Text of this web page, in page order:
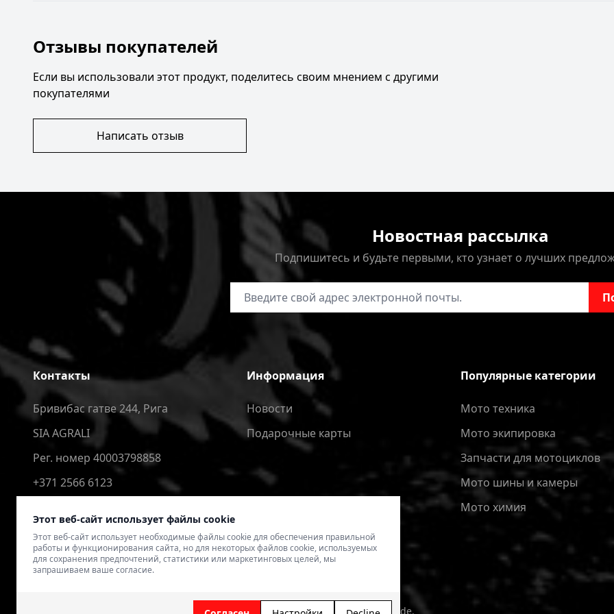
Этот веб-сайт использует файлы cookie
Этот веб-сайт использует необходимые файлы cookie для обеспечения правильной
работы и функционирования сайта, но для некоторых файлов cookie, используемых
для сохранения предпочтений, статистики или маркетинговых целей, мы
запрашиваем ваше согласие.
Отзывы покупателей
Если вы использовали этот продукт, поделитесь своим мнением с другими
покупателями
Написать отзыв
Новостная рассылка
Подпишитесь и будьте первыми, кто узнает о лучших
Адрес электронной почты
Контакты
Бривибас гатве 244, Рига
SIA AGRALI
Рег. номер 40003798858
+371 2566 6123
Информация
Новости
Подарочные карты
Популярные категории
Мото техника
Мото экипировка
Запчасти для мотоциклов
Мото шины и камеры
Мото химия
© 2026 4SPEED.LV. Visas tiesības aizsargātas.Interneta veikala izveide - Magecode.